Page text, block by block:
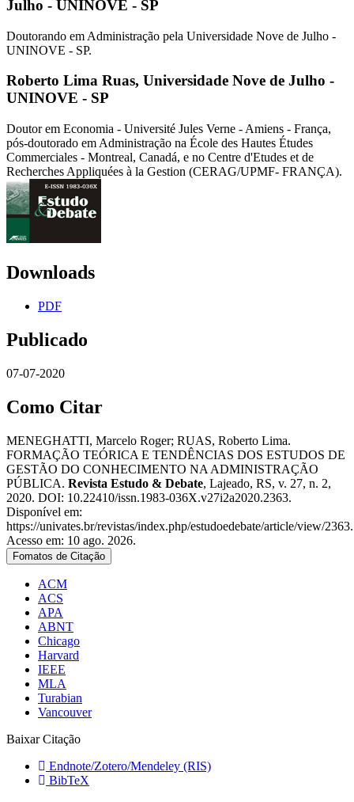
Julho - UNINOVE - SP
Doutorando em Administração pela Universidade Nove de Julho -
UNINOVE - SP.
Roberto Lima Ruas, Universidade Nove de Julho -
UNINOVE - SP
Doutor em Economia - Université Jules Verne - Amiens - França,
pós-doutorado em Administração na École des Hautes Études
Commerciales - Montreal, Canadá, e no Centre d'Etudes et de
Recherches Appliquées à la Gestion (CERAG/UPMF- FRANÇA).
Downloads
PDF
Publicado
07-07-2020
Como Citar
MENEGHATTI, Marcelo Roger; RUAS, Roberto Lima.
FORMAÇÃO TEÓRICA E TENDÊNCIAS DOS ESTUDOS DE
GESTÃO DO CONHECIMENTO NA ADMINISTRAÇÃO
PÚBLICA. Revista Estudo & Debate, Lajeado, RS, v. 27, n. 2,
2020. DOI: 10.22410/issn.1983-036X.v27i2a2020.2363.
Disponível em:
https://univates.br/revistas/index.php/estudoedebate/article/view/2363.
Acesso em: 10 ago. 2026.
Fomatos de Citação
ACM
ACS
APA
ABNT
Chicago
Harvard
IEEE
MLA
Turabian
Vancouver
Baixar Citação
Endnote/Zotero/Mendeley (RIS)
BibTeX